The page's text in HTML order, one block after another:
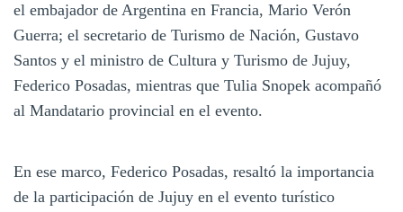
el embajador de Argentina en Francia, Mario Verón
Guerra; el secretario de Turismo de Nación, Gustavo
Santos y el ministro de Cultura y Turismo de Jujuy,
Federico Posadas, mientras que Tulia Snopek acompañó
al Mandatario provincial en el evento.
En ese marco, Federico Posadas, resaltó la importancia
de la participación de Jujuy en el evento turístico